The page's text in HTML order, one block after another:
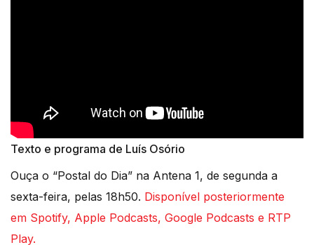
Texto e programa de Luís Osório
Ouça o “Postal do Dia” na Antena 1, de segunda a
sexta-feira, pelas 18h50. Disponível posteriormente
em Spotify, Apple Podcasts, Google Podcasts e RTP
Play.